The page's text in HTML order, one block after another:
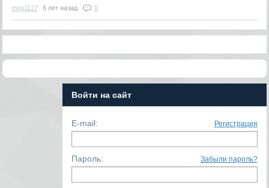
mog1127 6 лет назад 0
Войти на сайт
E-mail: Регистрация
Пароль: Забыли пароль?